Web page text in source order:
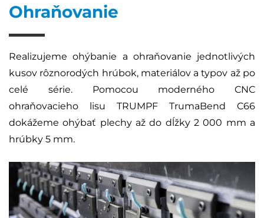
Ohraňovanie
Realizujeme ohýbanie a ohraňovanie jednotlivých
kusov rôznorodých hrúbok, materiálov a typov až po
celé série. Pomocou moderného CNC
ohraňovacieho lisu TRUMPF TrumaBend C66
dokážeme ohýbať plechy až do dĺžky 2 000 mm a
hrúbky 5 mm.